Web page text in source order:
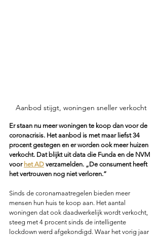
Aanbod stijgt, woningen sneller verkocht
Er staan nu meer woningen te koop dan voor de
coronacrisis. Het aanbod is met maar liefst 34
procent gestegen en er worden ook meer huizen
verkocht. Dat blijkt uit data die Funda en de NVM
voor het AD verzamelden. „De consument heeft
het vertrouwen nog niet verloren.”
Sinds de coronamaatregelen bieden meer
mensen hun huis te koop aan. Het aantal
woningen dat ook daadwerkelijk wordt verkocht,
steeg met 4 procent sinds de intelligente
lockdown werd afgekondigd. Waar het vorig jaar